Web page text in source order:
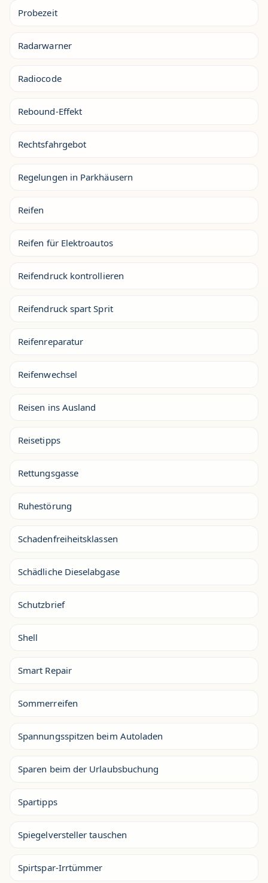
Probezeit
Radarwarner
Radiocode
Rebound-Effekt
Rechtsfahrgebot
Regelungen in Parkhäusern
Reifen
Reifen für Elektroautos
Reifendruck kontrollieren
Reifendruck spart Sprit
Reifenreparatur
Reifenwechsel
Reisen ins Ausland
Reisetipps
Rettungsgasse
Ruhestörung
Schadenfreiheitsklassen
Schädliche Dieselabgase
Schutzbrief
Shell
Smart Repair
Sommerreifen
Spannungsspitzen beim Autoladen
Sparen beim der Urlaubsbuchung
Spartipps
Spiegelversteller tauschen
Spirtspar-Irrtümmer